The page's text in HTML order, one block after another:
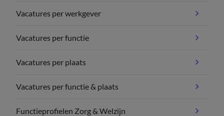
Vacatures per werkgever
Vacatures per functie
Vacatures per plaats
Vacatures per functie & plaats
Functieprofielen Zorg & Welzijn